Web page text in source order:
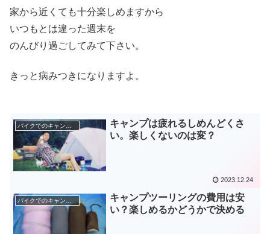
家から近くても十分楽しめますから
いつもとは違った週末を
のんびり過ごしてみて下さい。
きっと病みつきになりますよ。
キャンプは疲れるしめんどくさ
い。楽しくないのは変？
2023.12.24
キャンプツーリングの費用は安
い？楽しめるかどうかで決める